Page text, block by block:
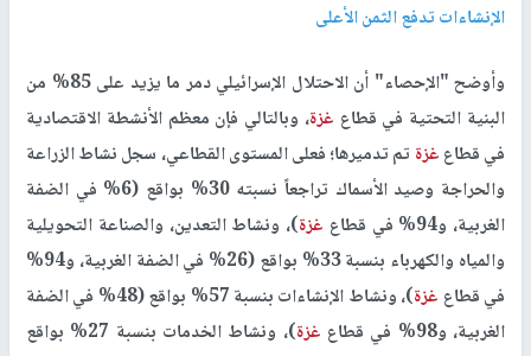
الإنشاءات تدفع الثمن الأعلى
وأوضح "الإحصاء" أن الاحتلال الإسرائيلي دمر ما يزيد على 85% من
البنية التحتية في قطاع غزة، وبالتالي فإن معظم الأنشطة الاقتصادية
في قطاعغزة تم تدميرها؛ فعلى المستوى القطاعي، سجل نشاط الزراعة
والحراجة وصيد الأسماك تراجعاً نسبته 30% بواقع (6% في الضفة
الغربية، و94% في قطاع
غزة)، ونشاط التعدين، والصناعة التحويلية
والمياه والكهرباء بنسبة 33% بواقع (26% في الضفة الغربية، و94%
في قطاع غزة
)، ونشاط الإنشاءات بنسبة 57% بواقع (48% في الضفة
الغربية، و98% في قطاع
غزة
)، ونشاط الخدمات بنسبة 27% بواقع